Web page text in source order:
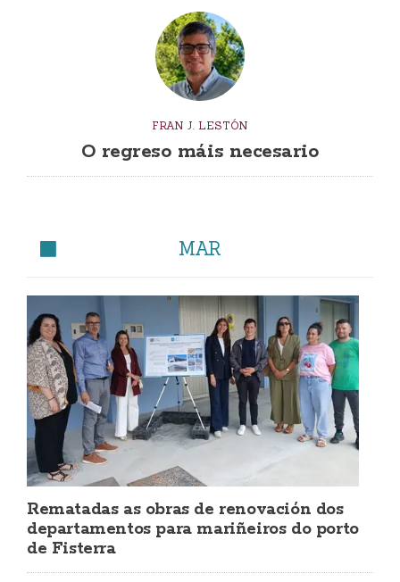
FRAN J. LESTÓN
O regreso máis necesario
MAR
Rematadas as obras de renovación dos
departamentos para mariñeiros do porto
de Fisterra